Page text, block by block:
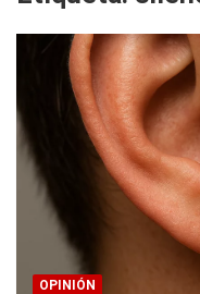
OPINIÓN